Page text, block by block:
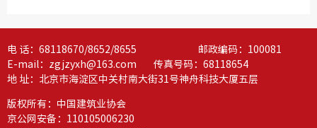
电 话：68118670/8652/8655 邮政编码：100081
E-mail：zgjzyxh@163.com 传真号码：68118654
地 址：北京市海淀区中关村南大街31号神舟科技大厦五层
版权所有：中国建筑业协会
京公网安备：110105006230